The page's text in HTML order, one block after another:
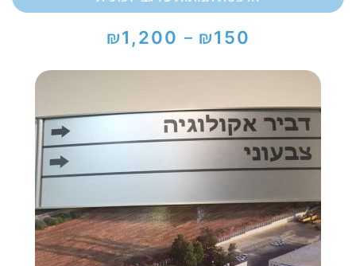
₪150
–
₪1,200
טווח
⁦₪150⁩
⁦₪1,200⁩